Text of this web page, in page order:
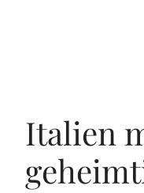
Italien